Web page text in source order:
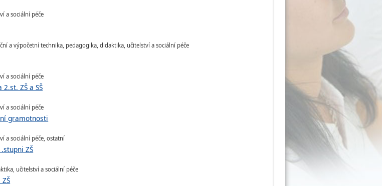
a sociální péče
a výpočetní technika, pedagogika, didaktika, učitelství a sociální péče
a sociální péče
ZŠ a SŠ
a sociální péče
gramotnosti
a sociální péče, ostatní
ZŠ
učitelství a sociální péče